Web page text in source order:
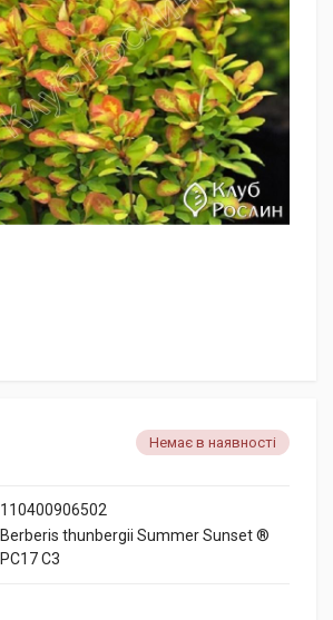
Немає в наявності
110400906502
Berberis thunbergii Summer Sunset ®
PC17 C3